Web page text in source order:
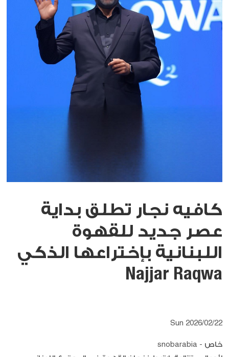
كافيه نجار تطلق بداية
عصر جديد للقهوة
اللبنانية بإختراعها الذكي
Najjar Raqwa
Sun 2026/02/22
خاص - snobarabia